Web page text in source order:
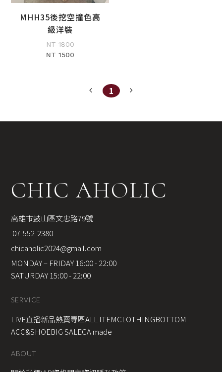
加入購物車
MHH35後挖空撞色高
級洋裝
NT 1800
NT 1500
1
CHIC AHOLIC
高雄市鼓山區文忠路79號
07-552-2380
chicaholic2024@gmail.com
MONDAY – FRIDAY 16:00 - 22:00
SATURDAY 15:00 - 22:00
SERVICE
LIVE直播新品熱賣專區ALL ITEMCLOTHINGBOTTOM
ACC&SHOEBIG SALECA made
ABOUT